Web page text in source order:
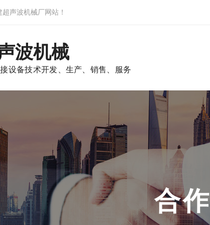
声波机械厂网站！
波机械
设备技术开发、生产、销售、服务
合作